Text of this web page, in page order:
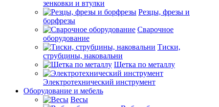
зенковки и втулки
Резцы, фрезы и
борфрезы
Сварочное
оборудование
Тиски,
струбцины, наковальни
Щетка по металлу
Электротехнический инструмент
Оборудование и мебель
Весы